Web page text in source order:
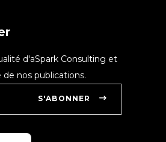
d'aSpark Consulting et
nos publications.
S'ABONNER